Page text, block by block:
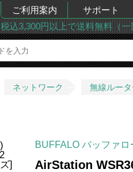
ご利用案内 サポート
税込3,300円以上で送料無料（一
ネットワーク 無線ルータ
BUFFALO バッファロ
AirStation